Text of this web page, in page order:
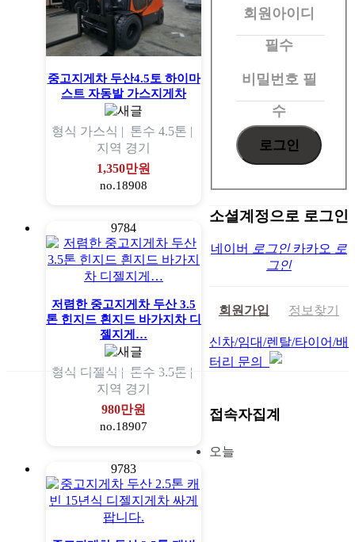
중고지게차 두산4.5토 하이마
스트 자동발 가스지게차
형식 가스식 | 톤수 4.5톤 |
지역 경기
1,350만원
no.18908
9784
저렴한 중고지게차 두산 3.5
톤 힌지드 흰지드 바가지차 디
젤지게…
형식 디젤식 | 톤수 3.5톤 |
지역 경기
980만원
no.18907
9783
회원아이디
필수
비밀번호 필
수
소셜계정으로 로그인
네이버 로그인 카카오 로
그인
회원가입 정보찾기
신차/임대/렌탈/타이어/배
터리 문의
접속자집계
오늘